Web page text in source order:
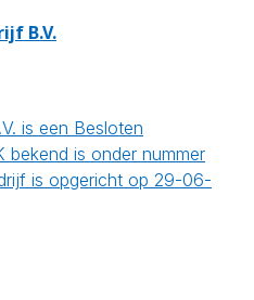
B.V.
is een Besloten
bekend is onder nummer
is opgericht op 29-06-